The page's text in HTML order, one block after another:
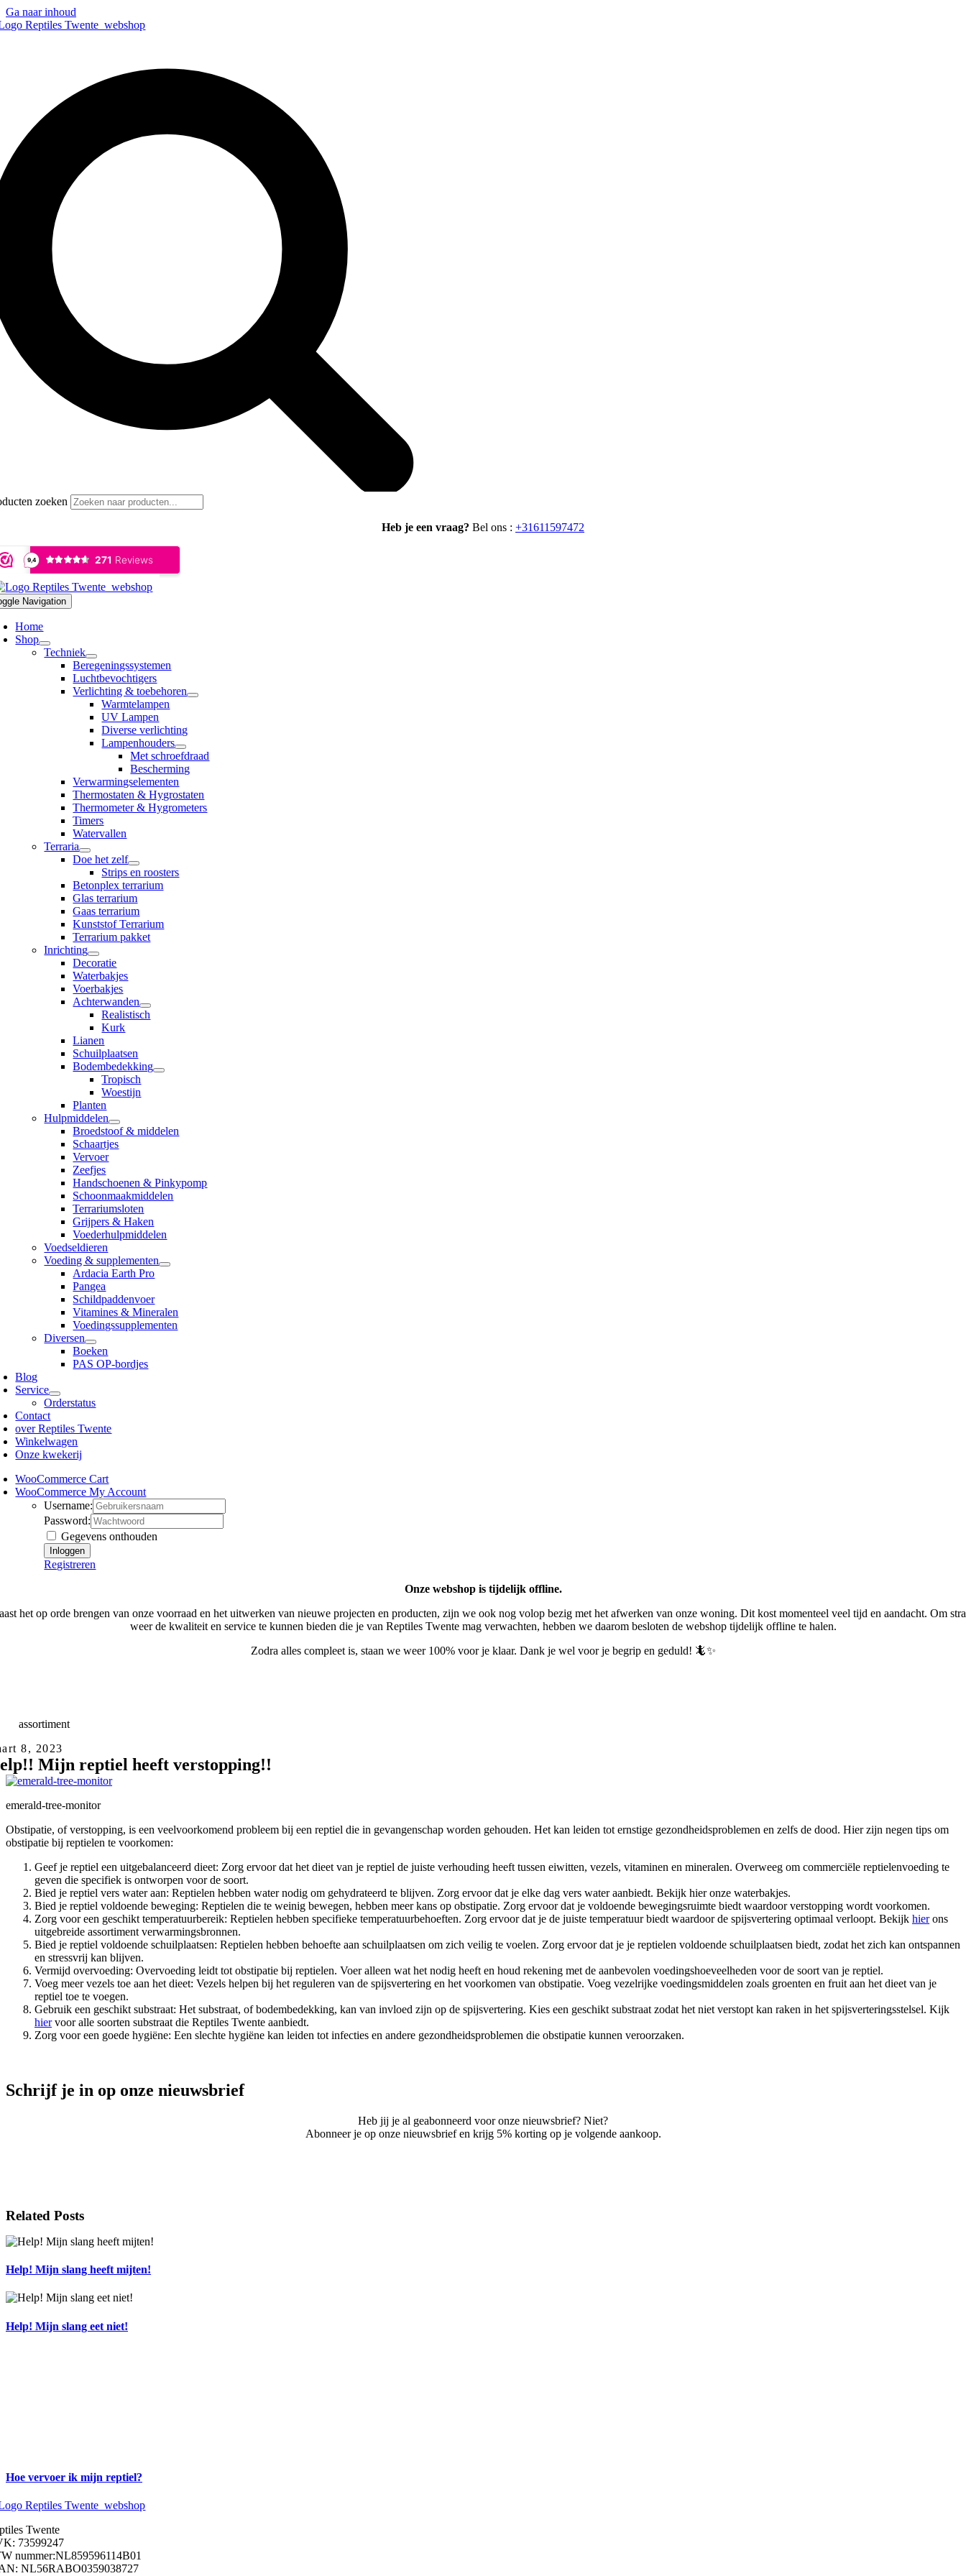
Ga naar inhoud
zoeken
Heb je een vraag? Bel ons : +31611597472
Navigation
Home
Shop
Techniek
Beregeningssystemen
Luchtbevochtigers
Verlichting & toebehoren
Warmtelampen
UV Lampen
Diverse verlichting
Lampenhouders
Met schroefdraad
Bescherming
Verwarmingselementen
Thermostaten & Hygrostaten
Thermometer & Hygrometers
Timers
Watervallen
Terraria
Doe het zelf
Strips en roosters
Betonplex terrarium
Glas terrarium
Gaas terrarium
Kunststof Terrarium
Terrarium pakket
Inrichting
Decoratie
Waterbakjes
Voerbakjes
Achterwanden
Realistisch
Kurk
Lianen
Schuilplaatsen
Bodembedekking
Tropisch
Woestijn
Planten
Hulpmiddelen
Broedstoof & middelen
Schaartjes
Vervoer
Zeefjes
Handschoenen & Pinkypomp
Schoonmaakmiddelen
Terrariumsloten
Grijpers & Haken
Voederhulpmiddelen
Voedseldieren
Voeding & supplementen
Ardacia Earth Pro
Pangea
Schildpaddenvoer
Vitamines & Mineralen
Voedingssupplementen
Diversen
Boeken
PAS OP-bordjes
Blog
Service
Orderstatus
Contact
over Reptiles Twente
Winkelwagen
Onze kwekerij
WooCommerce Cart
WooCommerce My Account
Username:
Password:
Gegevens onthouden
Registreren
Onze webshop is tijdelijk offline.
het op orde brengen van onze voorraad en het uitwerken van nieuwe projecten en producten, zijn we ook nog volop bezig met het afwerken van onze woning. Dit kost momenteel veel tijd en aandacht. Om
weer de kwaliteit en service te kunnen bieden die je van Reptiles Twente mag verwachten, hebben we daarom besloten de webshop tijdelijk offline te halen.
Zodra alles compleet is, staan we weer 100% voor je klaar. Dank je wel voor je begrip en geduld! 🦎✨
assortiment
8, 2023
Mijn reptiel heeft verstopping!!
emerald-tree-monitor
Obstipatie, of verstopping, is een veelvoorkomend probleem bij een reptiel die in gevangenschap worden gehouden. Het kan leiden tot ernstige gezondheidsproblemen en zelfs de dood. Hier zijn negen tips om
obstipatie bij reptielen te voorkomen:
Geef je reptiel een uitgebalanceerd dieet: Zorg ervoor dat het dieet van je reptiel de juiste verhouding heeft tussen eiwitten, vezels, vitaminen en mineralen. Overweeg om commerciële reptielenvoeding te
geven die specifiek is ontworpen voor de soort.
Bied je reptiel vers water aan: Reptielen hebben water nodig om gehydrateerd te blijven. Zorg ervoor dat je elke dag vers water aanbiedt. Bekijk hier onze waterbakjes.
Bied je reptiel voldoende beweging: Reptielen die te weinig bewegen, hebben meer kans op obstipatie. Zorg ervoor dat je voldoende bewegingsruimte biedt waardoor verstopping wordt voorkomen.
Zorg voor een geschikt temperatuurbereik: Reptielen hebben specifieke temperatuurbehoeften. Zorg ervoor dat je de juiste temperatuur biedt waardoor de spijsvertering optimaal verloopt. Bekijk hierons
uitgebreide assortiment verwarmingsbronnen.
Bied je reptiel voldoende schuilplaatsen: Reptielen hebben behoefte aan schuilplaatsen om zich veilig te voelen. Zorg ervoor dat je je reptielen voldoende schuilplaatsen biedt, zodat het zich kan ontspannen
en stressvrij kan blijven.
Vermijd overvoeding: Overvoeding leidt tot obstipatie bij reptielen. Voer alleen wat het nodig heeft en houd rekening met de aanbevolen voedingshoeveelheden voor de soort van je reptiel.
Voeg meer vezels toe aan het dieet: Vezels helpen bij het reguleren van de spijsvertering en het voorkomen van obstipatie. Voeg vezelrijke voedingsmiddelen zoals groenten en fruit aan het dieet van je
reptiel toe te voegen.
Gebruik een geschikt substraat: Het substraat, of bodembedekking, kan van invloed zijn op de spijsvertering. Kies een geschikt substraat zodat het niet verstopt kan raken in het spijsverteringsstelsel. Kijk
hiervoor alle soorten substraat die Reptiles Twente aanbiedt.
Zorg voor een goede hygiëne: Een slechte hygiëne kan leiden tot infecties en andere gezondheidsproblemen die obstipatie kunnen veroorzaken.
Schrijf je in op onze nieuwsbrief
Heb jij je al geabonneerd voor onze nieuwsbrief? Niet?
Abonneer je op onze nieuwsbrief en krijg 5% korting op je volgende aankoop.
Related Posts
Help! Mijn slang heeft mijten!
Help! Mijn slang eet niet!
Hoe vervoer ik mijn reptiel?
Twente
73599247
nummer:NL859596114B01
NL56RABO0359038727